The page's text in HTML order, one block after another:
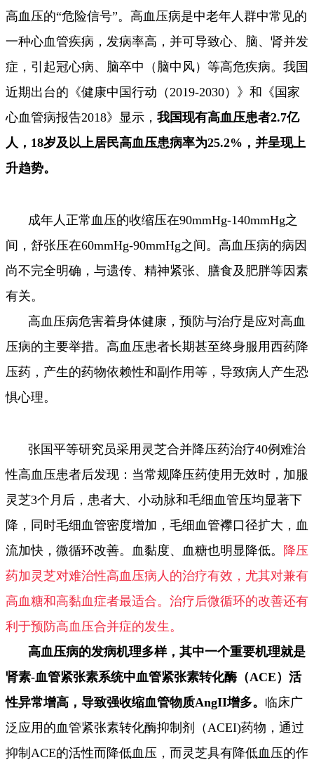
高血压的“危险信号”。 高血压病是中老年人群中常见的
一种心血管疾病，发病率高，并可导致心、脑、肾并发
症，引起冠心病、脑卒中（脑中风）等高危疾病。我国
近期出台的《健康中国行动（2019-2030）》和《国家
心血管病报告2018》显示， 我国现有高血压患者2.7亿
人，18岁及以上居民高血压患病率为25.2%，并呈现上
升趋势。
成年人正常血压的收缩压在90mmHg-140mmHg之
间，舒张压在60mmHg-90mmHg之间。高血压病的病因
尚不完全明确，与遗传、精神紧张、膳食及肥胖等因素
有关。
高血压病危害着身体健康，预防与治疗是应对高血
压病的主要举措。高血压患者长期甚至终身服用西药降
压药，产生的药物依赖性和副作用等，导致病人产生恐
惧心理。
张国平等研究员采用灵芝合并降压药治疗40例难治
性高血压患者后发现：当常规降压药使用无效时，加服
灵芝3个月后，患者大、小动脉和毛细血管压均显著下
降，同时毛细血管密度增加，毛细血管襻口径扩大，血
流加快，微循环改善。血黏度、血糖也明显降低。
降压
药加灵芝对难治性高血压病人的治疗有效，尤其对兼有
高血糖和高黏血症者最适合。治疗后微循环的改善还有
利于预防高血压合并症的发生。
高血压病的发病机理多样，其中一个重要机理就是
肾素-血管紧张素系统中血管紧张素转化酶（ACE）活
性异常增高，导致强收缩血管物质AngII增多。 临床广
泛应用的血管紧张素转化酶抑制剂（ACEI)药物，通过
抑制ACE的活性而降低血压，而灵芝具有降低血压的作